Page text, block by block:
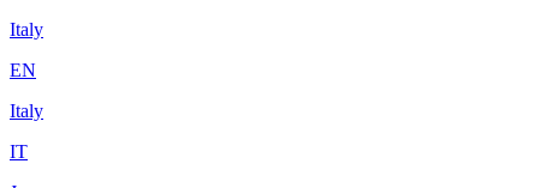
Italy
EN
Italy
IT